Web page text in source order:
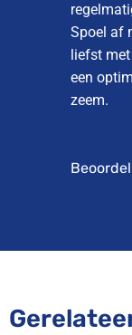
Spoel af
liefst
een
zeem.